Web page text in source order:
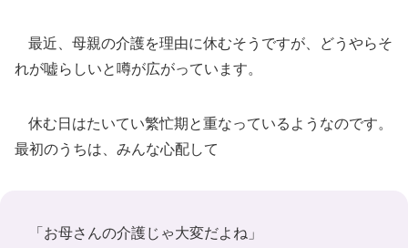
最近、母親の介護を理由に休むそうですが、どうやらそ
れが嘘らしいと噂が広がっています。
休む日はたいてい繁忙期と重なっているようなのです。
最初のうちは、みんな心配して
「お母さんの介護じゃ大変だよね」